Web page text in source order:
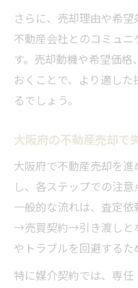
悪質な不動産
信頼できる不動産
不動産売却を
大阪府で信頼
不動産買取業
不動産売却の
安心して不動産
大阪府で不
地域密着のサ
不動産売却契
さらに、売却理由や希望
不動産会社とのコミュ
す。売却動機や希望価
おくことで、より適し
るでしょう。
大阪府の不動産売却で
大阪府で不動産売却を
し、各ステップでの注意
一般的な流れは、査定
→売買契約→引き渡しと
やトラブルを回避するた
特に媒介契約では、専